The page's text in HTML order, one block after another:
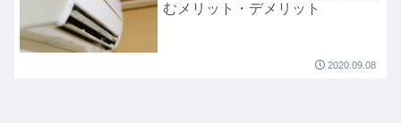
むメリット・デメリット
2020.09.08